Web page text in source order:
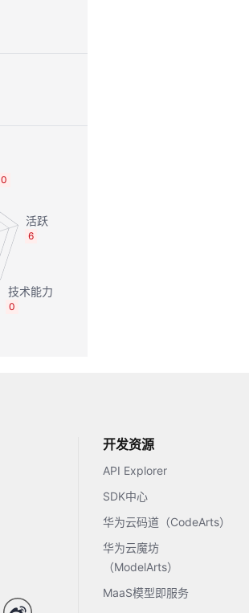
0
6
0
开发资源
API Explorer
SDK中心
华为云码道（CodeArts）
华为云魔坊
（ModelArts）
MaaS模型即服务